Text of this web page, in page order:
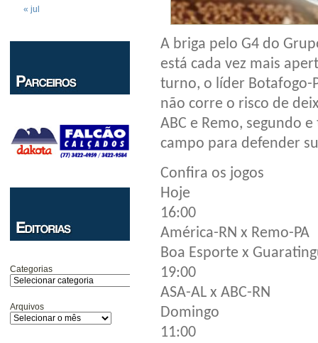
« jul
Categorias
Arquivos
A briga pelo G4 do
está cada vez mais
turno, o líder Botafogo-
não corre o risco de
ABC e Remo, segundo
campo para defender
Confira os jogos
Hoje
16:00
América-RN x Remo-PA
Boa Esporte x
19:00
ASA-AL x ABC-RN
Domingo
11:00